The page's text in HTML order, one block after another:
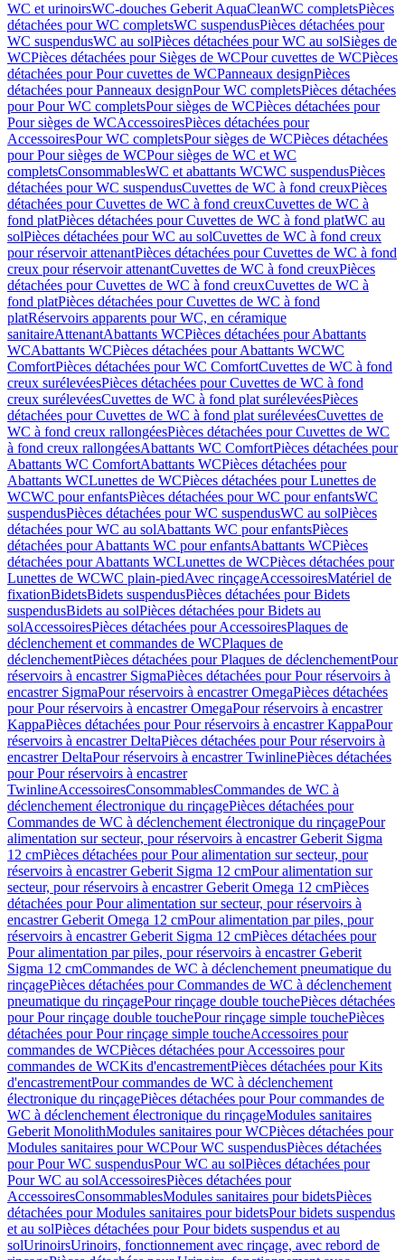
WC et urinoirsWC-douches Geberit AquaCleanWC completsPièces
détachées pour WC completsWC suspendusPièces détachées pour
WC suspendusWC au solPièces détachées pour WC au solSièges de
WCPièces détachées pour Sièges de WCPour cuvettes de WCPièces
détachées pour Pour cuvettes de WCPanneaux designPièces
détachées pour Panneaux designPour WC completsPièces détachées
pour Pour WC completsPour sièges de WCPièces détachées pour
Pour sièges de WCAccessoiresPièces détachées pour
AccessoiresPour WC completsPour sièges de WCPièces détachées
pour Pour sièges de WCPour sièges de WC et WC
completsConsommablesWC et abattants WCWC suspendusPièces
détachées pour WC suspendusCuvettes de WC à fond creuxPièces
détachées pour Cuvettes de WC à fond creuxCuvettes de WC à
fond platPièces détachées pour Cuvettes de WC à fond platWC au
solPièces détachées pour WC au solCuvettes de WC à fond creux
pour réservoir attenantPièces détachées pour Cuvettes de WC à fond
creux pour réservoir attenantCuvettes de WC à fond creuxPièces
détachées pour Cuvettes de WC à fond creuxCuvettes de WC à
fond platPièces détachées pour Cuvettes de WC à fond
platRéservoirs apparents pour WC, en céramique
sanitaireAttenantAbattants WCPièces détachées pour Abattants
WCAbattants WCPièces détachées pour Abattants WCWC
ComfortPièces détachées pour WC ComfortCuvettes de WC à fond
creux surélevéesPièces détachées pour Cuvettes de WC à fond
creux surélevéesCuvettes de WC à fond plat surélevéesPièces
détachées pour Cuvettes de WC à fond plat surélevéesCuvettes de
WC à fond creux rallongéesPièces détachées pour Cuvettes de WC
à fond creux rallongéesAbattants WC ComfortPièces détachées pour
Abattants WC ComfortAbattants WCPièces détachées pour
Abattants WCLunettes de WCPièces détachées pour Lunettes de
WCWC pour enfantsPièces détachées pour WC pour enfantsWC
suspendusPièces détachées pour WC suspendusWC au solPièces
détachées pour WC au solAbattants WC pour enfantsPièces
détachées pour Abattants WC pour enfantsAbattants WCPièces
détachées pour Abattants WCLunettes de WCPièces détachées pour
Lunettes de WCWC plain-piedAvec rinçageAccessoiresMatériel de
fixationBidetsBidets suspendusPièces détachées pour Bidets
suspendusBidets au solPièces détachées pour Bidets au
solAccessoiresPièces détachées pour AccessoiresPlaques de
déclenchement et commandes de WCPlaques de
déclenchementPièces détachées pour Plaques de déclenchementPour
réservoirs à encastrer SigmaPièces détachées pour Pour réservoirs à
encastrer SigmaPour réservoirs à encastrer OmegaPièces détachées
pour Pour réservoirs à encastrer OmegaPour réservoirs à encastrer
KappaPièces détachées pour Pour réservoirs à encastrer KappaPour
réservoirs à encastrer DeltaPièces détachées pour Pour réservoirs à
encastrer DeltaPour réservoirs à encastrer TwinlinePièces détachées
pour Pour réservoirs à encastrer
TwinlineAccessoiresConsommablesCommandes de WC à
déclenchement électronique du rinçagePièces détachées pour
Commandes de WC à déclenchement électronique du rinçagePour
alimentation sur secteur, pour réservoirs à encastrer Geberit Sigma
12 cmPièces détachées pour Pour alimentation sur secteur, pour
réservoirs à encastrer Geberit Sigma 12 cmPour alimentation sur
secteur, pour réservoirs à encastrer Geberit Omega 12 cmPièces
détachées pour Pour alimentation sur secteur, pour réservoirs à
encastrer Geberit Omega 12 cmPour alimentation par piles, pour
réservoirs à encastrer Geberit Sigma 12 cmPièces détachées pour
Pour alimentation par piles, pour réservoirs à encastrer Geberit
Sigma 12 cmCommandes de WC à déclenchement pneumatique du
rinçagePièces détachées pour Commandes de WC à déclenchement
pneumatique du rinçagePour rinçage double touchePièces détachées
pour Pour rinçage double touchePour rinçage simple touchePièces
détachées pour Pour rinçage simple toucheAccessoires pour
commandes de WCPièces détachées pour Accessoires pour
commandes de WCKits d'encastrementPièces détachées pour Kits
d'encastrementPour commandes de WC à déclenchement
électronique du rinçagePièces détachées pour Pour commandes de
WC à déclenchement électronique du rinçageModules sanitaires
Geberit MonolithModules sanitaires pour WCPièces détachées pour
Modules sanitaires pour WCPour WC suspendusPièces détachées
pour Pour WC suspendusPour WC au solPièces détachées pour
Pour WC au solAccessoiresPièces détachées pour
AccessoiresConsommablesModules sanitaires pour bidetsPièces
détachées pour Modules sanitaires pour bidetsPour bidets suspendus
et au solPièces détachées pour Pour bidets suspendus et au
solUrinoirsUrinoirs, fonctionnement avec rinçage, avec rebord de